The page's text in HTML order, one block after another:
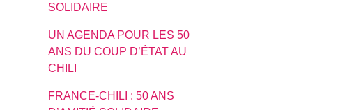
SOLIDAIRE
UN AGENDA POUR LES 50
ANS DU COUP D’ÉTAT AU
CHILI
FRANCE-CHILI : 50 ANS